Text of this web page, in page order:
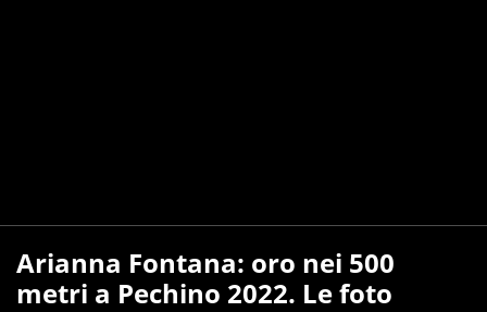
Arianna Fontana: oro nei 500
metri a Pechino 2022. Le foto